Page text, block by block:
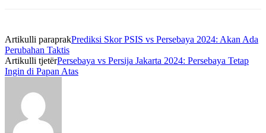
Artikulli paraprakPrediksi Skor PSIS vs Persebaya 2024: Akan Ada
Perubahan Taktis
Artikulli tjetërPersebaya vs Persija Jakarta 2024: Persebaya Tetap
Ingin di Papan Atas